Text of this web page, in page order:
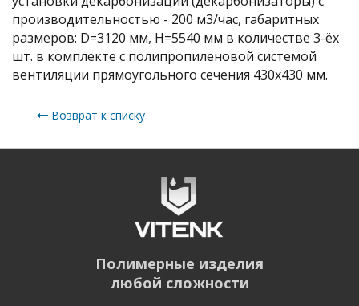
производительностью - 200 м3/час, габаритных
размеров: D=3120 мм, Н=5540 мм в количестве 3-ёх
шт. в комплекте с полипропиленовой системой
вентиляции прямоугольного сечения 430х430 мм.
Возврат к списку
Полимерные изделия
любой сложности